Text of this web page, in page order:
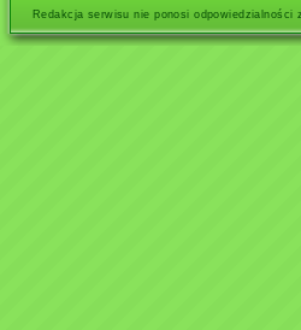
Redakcja serwisu nie ponosi odpowiedzialności